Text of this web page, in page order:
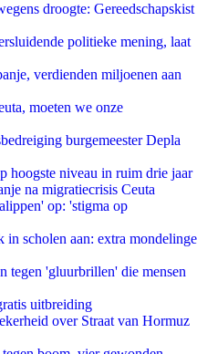
droogte: Gereedschapskist
politieke mening, laat
verdienden miljoenen aan
moeten we onze
burgemeester Depla
hoogste niveau in ruim drie jaar
na migratiecrisis Ceuta
op: 'stigma op
scholen aan: extra mondelinge
'gluurbrillen' die mensen
uitbreiding
over Straat van Hormuz